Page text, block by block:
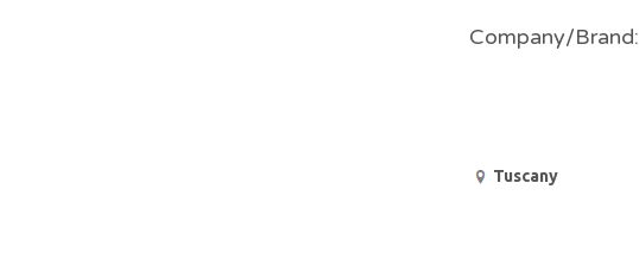
Company/Brand:
Tuscany